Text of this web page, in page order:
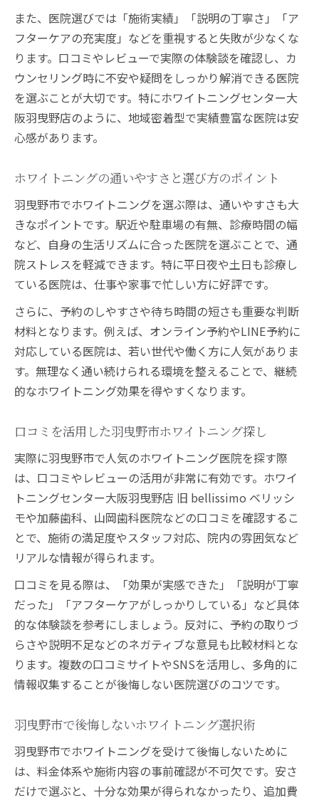
また、医院選びでは「施術実績」「説明の丁寧さ」「ア
フターケアの充実度」などを重視すると失敗が少なくな
ります。口コミやレビューで実際の体験談を確認し、カ
ウンセリング時に不安や疑問をしっかり解消できる医院
を選ぶことが大切です。特にホワイトニングセンター大
阪羽曳野店のように、地域密着型で実績豊富な医院は安
心感があります。
ホワイトニングの通いやすさと選び方のポイント
羽曳野市でホワイトニングを選ぶ際は、通いやすさも大
きなポイントです。駅近や駐車場の有無、診療時間の幅
など、自身の生活リズムに合った医院を選ぶことで、通
院ストレスを軽減できます。特に平日夜や土日も診療し
ている医院は、仕事や家事で忙しい方に好評です。
さらに、予約のしやすさや待ち時間の短さも重要な判断
材料となります。例えば、オンライン予約やLINE予約に
対応している医院は、若い世代や働く方に人気がありま
す。無理なく通い続けられる環境を整えることで、継続
的なホワイトニング効果を得やすくなります。
口コミを活用した羽曳野市ホワイトニング探し
実際に羽曳野市で人気のホワイトニング医院を探す際
は、口コミやレビューの活用が非常に有効です。ホワイ
トニングセンター大阪羽曳野店 旧 bellissimo ベリッシ
モや加藤歯科、山岡歯科医院などの口コミを確認するこ
とで、施術の満足度やスタッフ対応、院内の雰囲気など
リアルな情報が得られます。
口コミを見る際は、「効果が実感できた」「説明が丁寧
だった」「アフターケアがしっかりしている」など具体
的な体験談を参考にしましょう。反対に、予約の取りづ
らさや説明不足などのネガティブな意見も比較材料とな
ります。複数の口コミサイトやSNSを活用し、多角的に
情報収集することが後悔しない医院選びのコツです。
羽曳野市で後悔しないホワイトニング選択術
羽曳野市でホワイトニングを受けて後悔しないために
は、料金体系や施術内容の事前確認が不可欠です。安さ
だけで選ぶと、十分な効果が得られなかったり、追加費